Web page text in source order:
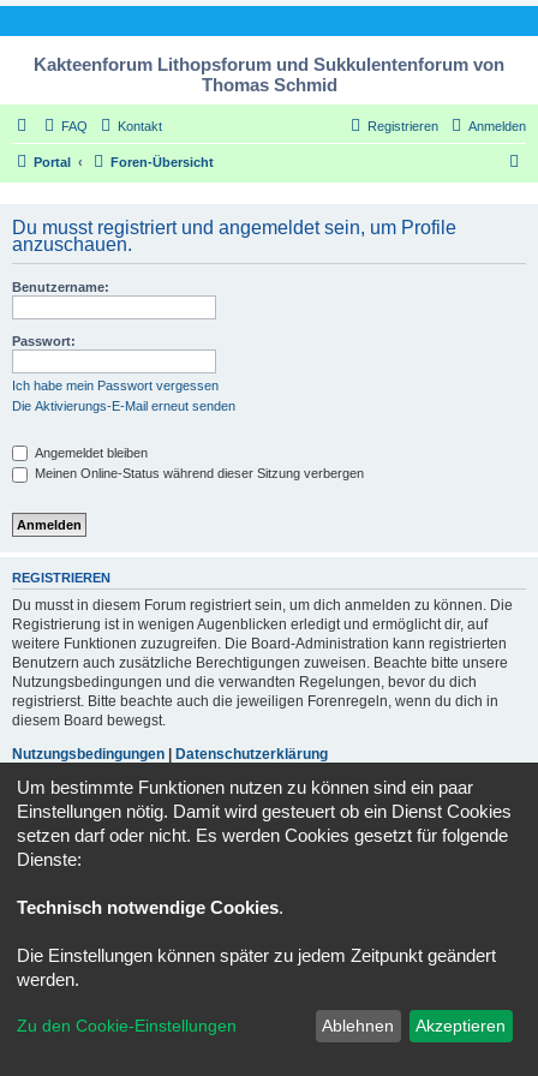
Kakteenforum Lithopsforum und Sukkulentenforum von
Thomas Schmid
FAQ Kontakt Anmelden
Registrieren
Portal Foren-Übersicht
Du musst registriert und angemeldet sein, um Profile
anzuschauen.
Benutzername:
Passwort:
Ich habe mein Passwort vergessen
Die Aktivierungs-E-Mail erneut senden
Angemeldet bleiben
Meinen Online-Status während dieser Sitzung verbergen
REGISTRIEREN
Du musst in diesem Forum registriert sein, um dich anmelden zu können. Die
Registrierung ist in wenigen Augenblicken erledigt und ermöglicht dir, auf
weitere Funktionen zuzugreifen. Die Board-Administration kann registrierten
Benutzern auch zusätzliche Berechtigungen zuweisen. Beachte bitte unsere
Nutzungsbedingungen und die verwandten Regelungen, bevor du dich
registrierst. Bitte beachte auch die jeweiligen Forenregeln, wenn du dich in
diesem Board bewegst.
Nutzungsbedingungen
Datenschutzerklärung
Registrieren
Alle Cookies löschen
Impressum
Kontakt
Powered by
® Forum Software © phpBB Limited
Deutsche Übersetzung durch
Um bestimmte Funktionen nutzen zu können sind ein paar
Einstellungen nötig. Damit wird gesteuert ob ein Dienst Cookies
setzen darf oder nicht. Es werden Cookies gesetzt für folgende
Dienste:
Technisch notwendige Cookies.
Die Einstellungen können später zu jedem Zeitpunkt geändert
werden.
Zu den Cookie-Einstellungen Ablehnen Akzeptieren